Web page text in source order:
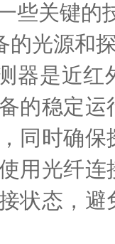
些关键的
的光源和
是近红
的稳定
同时确
用光纤
状态，